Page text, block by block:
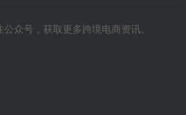
众号，获取更多跨境电商资讯。